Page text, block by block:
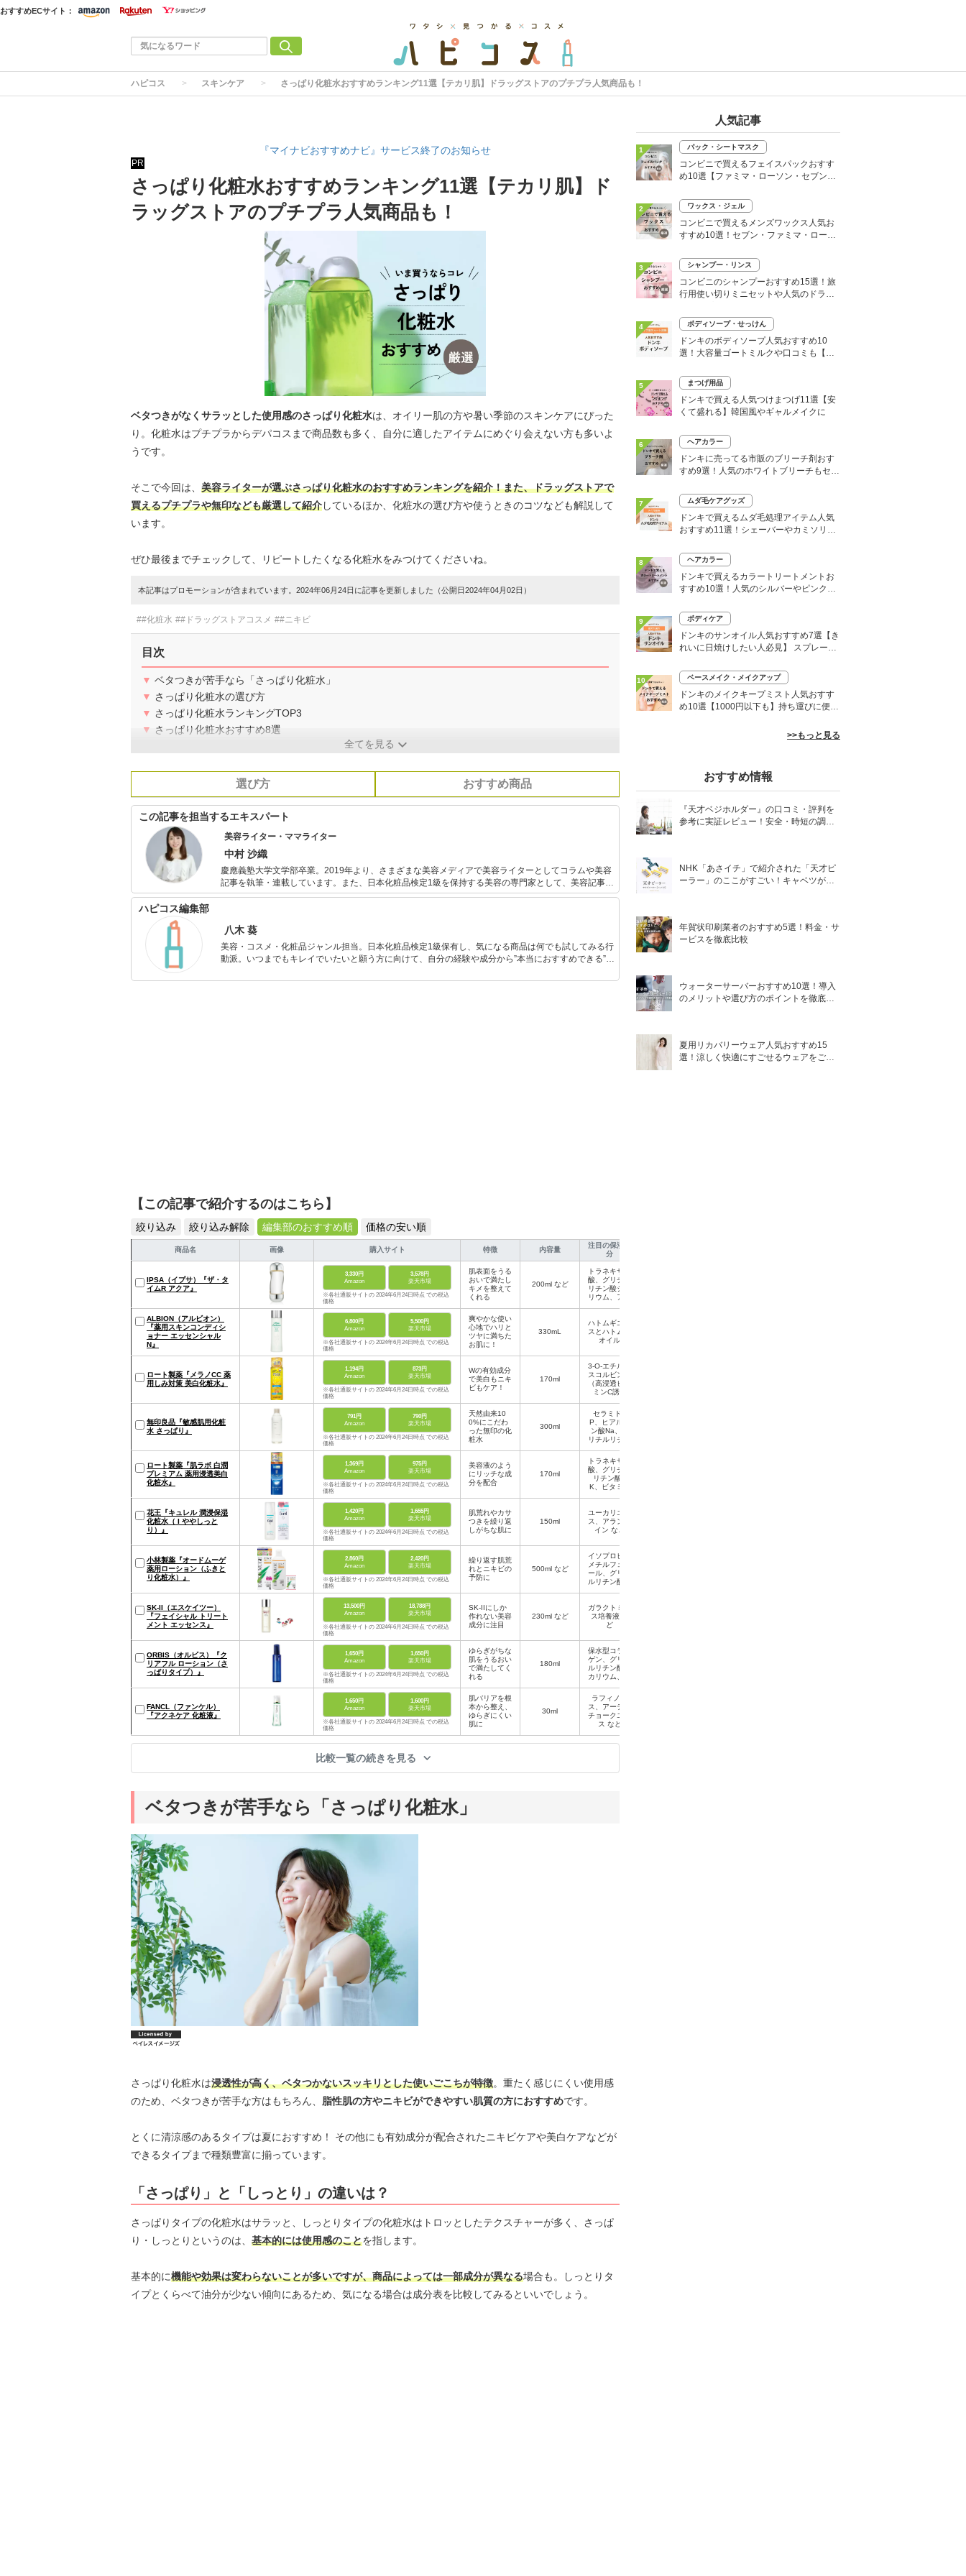
おすすめECサイト：
ハピコス スキンケア さっぱり化粧水おすすめランキング11選【テカリ肌】ドラッグストアのプチプラ人気商品も！
『マイナビおすすめナビ』サービス終了のお知らせ
PR
さっぱり化粧水おすすめランキング11選【テカリ肌】ド
ラッグストアのプチプラ人気商品も！
ベタつきがなくサラッとした使用感のさっぱり化粧水は、オイリー肌の方や暑い季節のスキンケアにぴった
り。化粧水はプチプラからデパコスまで商品数も多く、自分に適したアイテムにめぐり会えない方も多いよ
うです。
そこで今回は、 美容ライターが選ぶさっぱり化粧水のおすすめランキングを紹介！また、ドラッグストアで
買えるプチプラや無印なども厳選して紹介しているほか、化粧水の選び方や使うときのコツなども解説して
います。
ぜひ最後までチェックして、リピートしたくなる化粧水をみつけてくださいね。
本記事はプロモーションが含まれています。2024年06月24日に記事を更新しました（公開日2024年04月02日）
##化粧水 ##ドラッグストアコスメ ##ニキビ
目次
▼ ベタつきが苦手なら「さっぱり化粧水」
▼ さっぱり化粧水の選び方
▼ さっぱり化粧水ランキングTOP3
▼ さっぱり化粧水おすすめ8選
全てを見る
選び方 おすすめ商品
この記事を担当するエキスパート
美容ライター・ママライター
中村 沙織
慶應義塾大学文学部卒業。2019年より、さまざまな美容メディアで美容ライターとしてコラムや美容
記事を執筆・連載しています。また、日本化粧品検定1級を保持する美容の専門家として、美容記事の
監修にも携わっています。さらに、自身で美容サイトを運営し、自身の経験をもとにした「丁寧で優
ハピコス編集部
八木 葵
美容・コスメ・化粧品ジャンル担当。日本化粧品検定1級保有し、気になる商品は何でも試してみる行
動派。いつまでもキレイでいたいと願う方に向けて、自分の経験や成分から”本当におすすめできる”も
【この記事で紹介するのはこちら】
絞り込み 絞り込み解除 編集部のおすすめ順 価格の安い順
商品名 画像 購入サイト 特徴 内容量
注目の保湿成
分
IPSA（イプサ）『ザ・タ
イムR アクア』
3,330円
Amazon
3,578円
楽天市場
※各社通販サイトの 2024年6月24日時点 での税込
価格
肌表面をうる
おいで満たし
キメを整えて
くれる
200ml など
トラネキサム
酸、グリチル
リチン酸ジカ
リウム、アセ
ウム など
ALBION（アルビオン）
『薬用スキンコンディシ
ョナー エッセンシャル
N』
6,800円
Amazon
5,500円
楽天市場
※各社通販サイトの 2024年6月24日時点 での税込
価格
爽やかな使い
心地でハリと
ツヤに満ちた
お肌に！
330mL
ハトムギエキ
スとハトムギ
オイル
ロート製薬『メラノCC 薬
用しみ対策 美白化粧水』
1,194円
Amazon
873円
楽天市場
※各社通販サイトの 2024年6月24日時点 での税込
価格
Wの有効成分
で美白もニキ
ビもケア！
170ml
3-O-エチルア
スコルビン酸
（高浸透ビタ
ミンC誘導
カリウム な
ど
無印良品『敏感肌用化粧
水 さっぱり』
791円
Amazon
790円
楽天市場
※各社通販サイトの 2024年6月24日時点 での税込
価格
天然由来10
0%にこだわ
った無印の化
粧水
300ml
セラミドN
P、ヒアルロ
ン酸Na、グ
リチルリチン
ロート製薬『肌ラボ 白潤
プレミアム 薬用浸透美白
化粧水』
1,369円
Amazon
975円
楽天市場
※各社通販サイトの 2024年6月24日時点 での税込
価格
美容液のよう
にリッチな成
分を配合
170ml
トラネキサム
酸、グリチル
リチン酸2
K、ビタミン
ヒアルロン
酸、ヒアルロ
ン酸Na-2 な
花王『キュレル 潤浸保湿
化粧水（ I ややしっと
り）』
1,420円
Amazon
1,655円
楽天市場
※各社通販サイトの 2024年6月24日時点 での税込
価格
肌荒れやカサ
つきを繰り返
しがちな肌に
150ml
ユーカリエキ
ス、アラント
イン など
小林製薬『オードムーゲ
薬用ローション（ふきと
り化粧水）』
2,860円
Amazon
2,420円
楽天市場
※各社通販サイトの 2024年6月24日時点 での税込
価格
繰り返す肌荒
れとニキビの
予防に
500ml など
イソプロピル
メチルフェノ
ール、グリチ
ルリチン酸二
SK-II（エスケイツー）
『フェイシャル トリート
メント エッセンス』
13,500円
Amazon
18,788円
楽天市場
※各社通販サイトの 2024年6月24日時点 での税込
価格
SK-IIにしか
作れない美容
成分に注目
230ml など
ガラクトミセ
ス培養液 な
ど
ORBIS（オルビス）『ク
リアフル ローション（さ
っぱりタイプ）』
1,650円
Amazon
1,650円
楽天市場
※各社通販サイトの 2024年6月24日時点 での税込
価格
ゆらぎがちな
肌をうるおい
で満たしてく
れる
180ml
保水型コラー
ゲン、グリチ
ルリチン酸ジ
カリウム、紫
FANCL（ファンケル）
『アクネケア 化粧液』
1,650円
Amazon
1,600円
楽天市場
※各社通販サイトの 2024年6月24日時点 での税込
価格
肌バリアを根
本から整え、
ゆらぎにくい
肌に
30ml
ラフィノー
ス、アーティ
チョークエキ
ス など
比較一覧の続きを見る
ベタつきが苦手なら「さっぱり化粧水」
さっぱり化粧水は浸透性が高く、ベタつかないスッキリとした使いごこちが特徴。重たく感じにくい使用感
のため、ベタつきが苦手な方はもちろん、 脂性肌の方やニキビができやすい肌質の方におすすめです。
とくに清涼感のあるタイプは夏におすすめ！ その他にも有効成分が配合されたニキビケアや美白ケアなどが
できるタイプまで種類豊富に揃っています。
「さっぱり」と「しっとり」の違いは？
さっぱりタイプの化粧水はサラッと、しっとりタイプの化粧水はトロッとしたテクスチャーが多く、さっぱ
り・しっとりというのは、 基本的には使用感のことを指します。
基本的に機能や効果は変わらないことが多いですが、商品によっては一部成分が異なる場合も。しっとりタ
イプとくらべて油分が少ない傾向にあるため、気になる場合は成分表を比較してみるといいでしょう。
人気記事
1 パック・シートマスク
コンビニで買えるフェイスパックおすす
め10選【ファミマ・ローソン・セブン】
2 ワックス・ジェル
コンビニで買えるメンズワックス人気お
すすめ10選！セブン・ファミマ・ローソ
3 シャンプー・リンス
コンビニのシャンプーおすすめ15選！旅
行用使い切りミニセットや人気のドライ
4 ボディソープ・せっけん
ドンキのボディソープ人気おすすめ10
選！大容量ゴートミルクや口コミも【い
5 まつげ用品
ドンキで買える人気つけまつげ11選【安
くて盛れる】韓国風やギャルメイクに
6 ヘアカラー
ドンキに売ってる市販のブリーチ剤おす
すめ9選！人気のホワイトブリーチもセル
7 ムダ毛ケアグッズ
ドンキで買えるムダ毛処理アイテム人気
おすすめ11選！シェーバーやカミソリな
8 ヘアカラー
ドンキで買えるカラートリートメントお
すすめ10選！人気のシルバーやピンク、
9 ボディケア
ドンキのサンオイル人気おすすめ7選【き
れいに日焼けしたい人必見】 スプレーや
10 ベースメイク・メイクアップ
ドンキのメイクキープミスト人気おすす
め10選【1000円以下も】持ち運びに便利
>>もっと見る
おすすめ情報
『天才ベジホルダー』の口コミ・評判を
参考に実証レビュー！安全・時短の調理
NHK「あさイチ」で紹介された「天才ピ
ーラー」のここがすごい！キャベツがほ
年賀状印刷業者のおすすめ5選！料金・サ
ービスを徹底比較
ウォーターサーバーおすすめ10選！導入
のメリットや選び方のポイントを徹底解
夏用リカバリーウェア人気おすすめ15
選！涼しく快適にすごせるウェアをご紹